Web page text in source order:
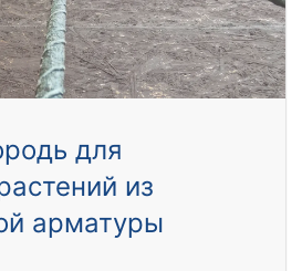
для
из
арматуры